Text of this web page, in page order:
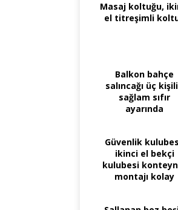
Masaj koltuğu,
el titreşimli
Balkon bahçe
salıncağı üç
sağlam sıfır
ayarında
Güvenlik
ikinci el bekçi
kulubesi
montajı kolay